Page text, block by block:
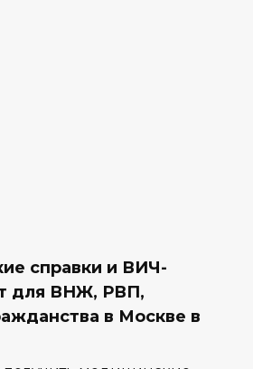
справки и ВИЧ-
для ВНЖ, РВП,
в Москве в